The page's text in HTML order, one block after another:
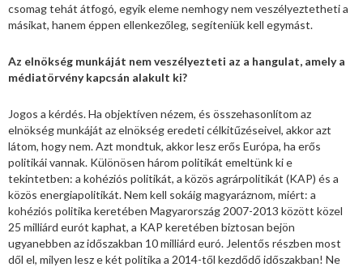
csomag tehát átfogó, egyik eleme nemhogy nem veszélyeztetheti a
másikat, hanem éppen ellenkezőleg, segíteniük kell egymást.
Az elnökség munkáját nem veszélyezteti az a hangulat, amely a
médiatörvény kapcsán alakult ki?
Jogos a kérdés. Ha objektíven nézem, és összehasonlítom az
elnökség munkáját az elnökség eredeti célkitűzéseivel, akkor azt
látom, hogy nem. Azt mondtuk, akkor lesz erős Európa, ha erős
politikái vannak. Különösen három politikát emeltünk ki e
tekintetben: a kohéziós politikát, a közös agrárpolitikát (KAP) és a
közös energiapolitikát. Nem kell sokáig magyaráznom, miért: a
kohéziós politika keretében Magyarország 2007-2013 között közel
25 milliárd eurót kaphat, a KAP keretében biztosan bejön
ugyanebben az időszakban 10 milliárd euró. Jelentős részben most
dől el, milyen lesz e két politika a 2014-től kezdődő időszakban! Ne